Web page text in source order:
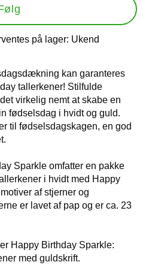
på lager: Ukend
kan garanteres
tallerkener! Stilfulde
virkelig nemt at skabe en
fødselsdag i hvidt og guld.
til fødselsdagskagen, en god
Sparkle omfatter en pakke
i hvidt med Happy
af stjerner og
er lavet af pap og er ca. 23
Happy Birthday Sparkle:
med guldskrift.